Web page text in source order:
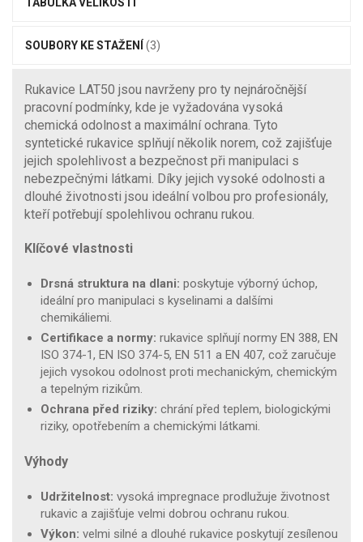
SOUBORY KE STAŽENÍ (3)
Rukavice LAT50 jsou navrženy pro ty nejnáročnější
pracovní podmínky, kde je vyžadována vysoká
chemická odolnost a maximální ochrana. Tyto
syntetické rukavice splňují několik norem, což zajišťuje
jejich spolehlivost a bezpečnost při manipulaci s
nebezpečnými látkami. Díky jejich vysoké odolnosti a
dlouhé životnosti jsou ideální volbou pro profesionály,
kteří potřebují spolehlivou ochranu rukou.
Klíčové vlastnosti
Drsná struktura na dlani: poskytuje výborný úchop,
ideální pro manipulaci s kyselinami a dalšími
chemikáliemi.
Certifikace a normy: rukavice splňují normy EN 388, EN
ISO 374-1, EN ISO 374-5, EN 511 a EN 407, což zaručuje
jejich vysokou odolnost proti mechanickým, chemickým
a tepelným rizikům.
Ochrana před riziky: chrání před teplem, biologickými
riziky, opotřebením a chemickými látkami.
Výhody
Udržitelnost: vysoká impregnace prodlužuje životnost
rukavic a zajišťuje velmi dobrou ochranu rukou.
Výkon: velmi silné a dlouhé rukavice poskytují zesílenou